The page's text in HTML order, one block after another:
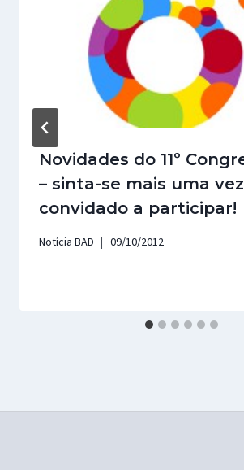
Novidades do 11º
– sinta-se mais uma vez
convidado a participar!
Notícia BAD 09/10/2012